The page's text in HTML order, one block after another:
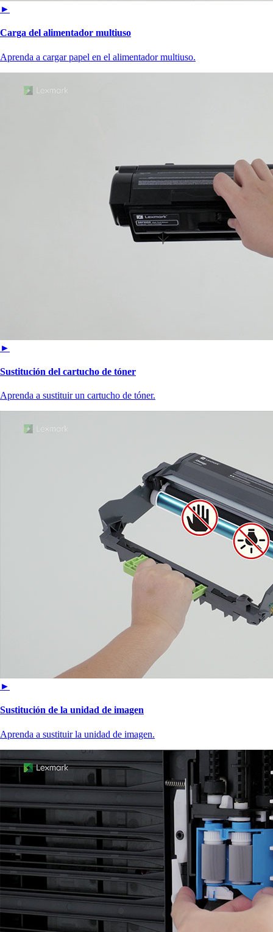
►
Carga del alimentador multiuso
Aprenda a cargar papel en el alimentador multiuso.
►
Sustitución del cartucho de tóner
Aprenda a sustituir un cartucho de tóner.
►
Sustitución de la unidad de imagen
Aprenda a sustituir la unidad de imagen.